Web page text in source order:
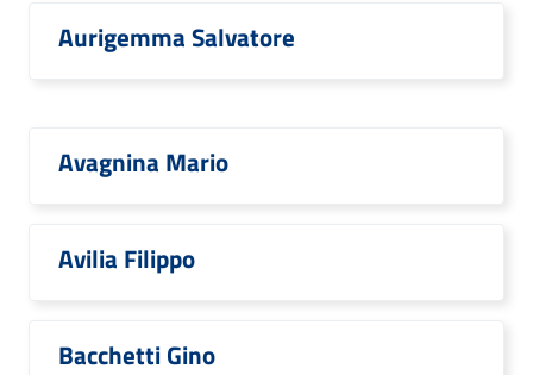
Aurigemma Salvatore
Avagnina Mario
Avilia Filippo
Bacchetti Gino